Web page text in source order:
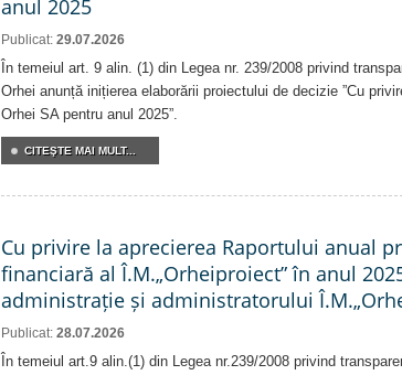
anul 2025
Publicat: 29.07.2026
În temeiul art. 9 alin. (1) din Legea nr. 239/2008 privind
Orhei anunță inițierea elaborării proiectului de decizie ”Cu
Orhei SA pentru anul 2025”.
CITEŞTE MAI MULT...
Cu privire la aprecierea Raportului anual
financiară al Î.M.„Orheiproiect” în anul
administrație și administratorului
Publicat: 28.07.2026
În temeiul art.9 alin.(1) din Legea nr.239/2008 privind